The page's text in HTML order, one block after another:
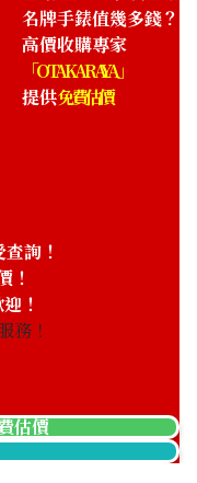
名牌手錶值幾多錢？
高價收購專家
「OTAKARAYA」
提供免費估價
詢！
！
！
務！
估價